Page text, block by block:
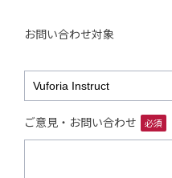
お問い合わせ対象
ご意見・お問い合わせ 必須